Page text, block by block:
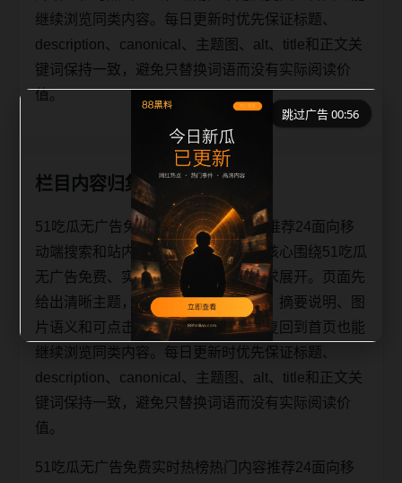
继续浏览同类内容。每日更新时优先保证标题、
description、canonical、主题图、alt、title和正文关
键词保持一致，避免只替换词语而没有实际阅读价
值。
栏目内容归集
51吃瓜无广告免费实时热榜热门内容推荐24面向移
动端搜索和站内连续阅读场景整理，核心围绕51吃瓜
无广告免费、实时热榜和相关长尾需求展开。页面先
给出清晰主题，再补充热门内容推荐、摘要说明、图
片语义和可点击入口，让用户不用反复回到首页也能
继续浏览同类内容。每日更新时优先保证标题、
description、canonical、主题图、alt、title和正文关
键词保持一致，避免只替换词语而没有实际阅读价
值。
51吃瓜无广告免费实时热榜热门内容推荐24面向移
跳过广告 00:56